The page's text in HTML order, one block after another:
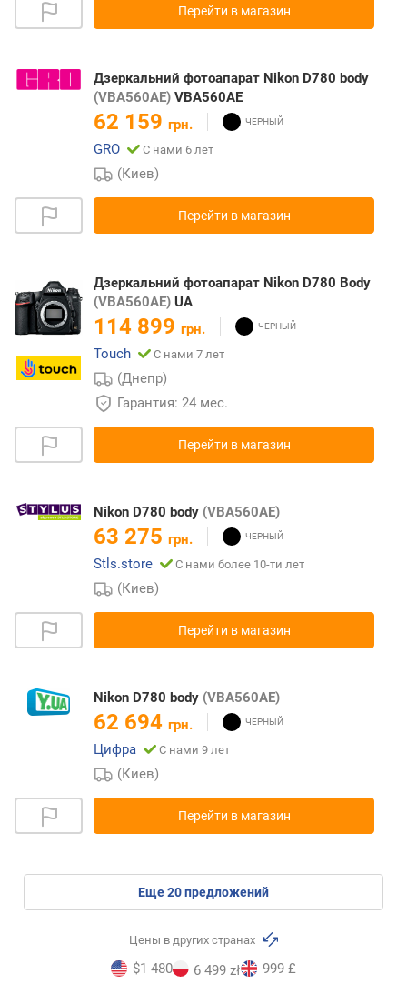
Перейти в магазин
Дзеркальний фотоапарат Nikon D780 body
(VBA560AE) VBA560AE
62 159 грн.
GRO
С нами 6 лет
(Киев)
Перейти в магазин
Дзеркальний фотоапарат Nikon D780 Body
(VBA560AE) UA
114 899 грн.
Touch
С нами 7 лет
(Днепр)
Гарантия: 24 мес.
Перейти в магазин
Nikon D780 body (VBA560AE)
63 275 грн.
Stls.store
С нами более 10-ти лет
(Киев)
Перейти в магазин
Nikon D780 body (VBA560AE)
62 694 грн.
Цифра
С нами 9 лет
(Киев)
Перейти в магазин
eще20предложений
Цены в других странах
$1 480 6 499 zł 999 £